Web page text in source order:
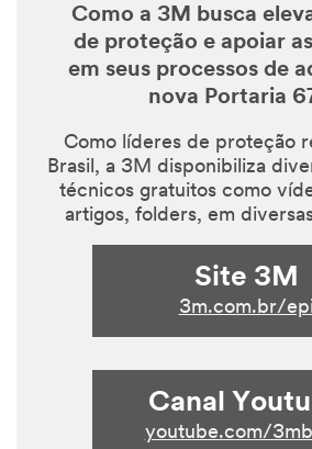
Como a 3M busca
de proteção e apoiar
em seus processos de
nova Portaria
Como líderes de proteção
Brasil, a 3M disponibiliza
técnicos gratuitos como
artigos, folders, em
Site 3M
3m.com.br/epi
Canal
youtube.com/